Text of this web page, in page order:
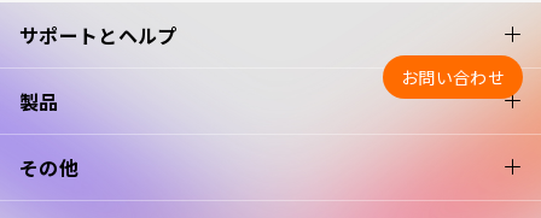
サポートとヘルプ
製品
その他
お問い合わせ